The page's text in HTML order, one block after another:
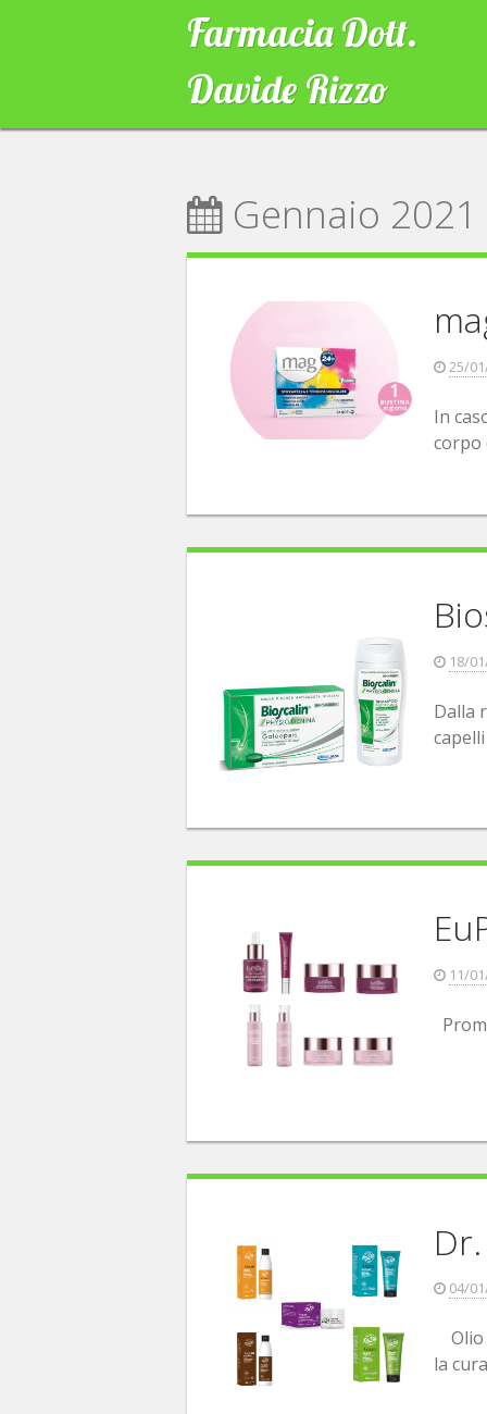
Farmacia Dott.
Davide Rizzo
Gennaio 2021
25/
In
corpo
18/
Dalla
11/
04/
Olio
la